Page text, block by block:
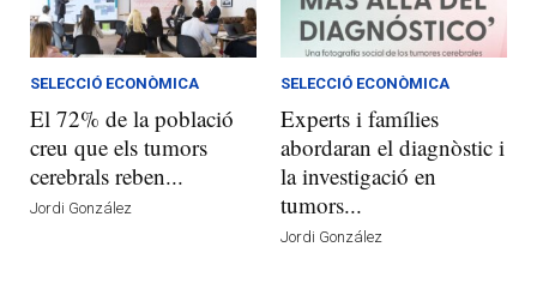
SELECCIÓ ECONÒMICA
El 72% de la població
creu que els tumors
cerebrals reben...
Jordi González
SELECCIÓ ECONÒMICA
Experts i famílies
abordaran el diagnòstic i
la investigació en
tumors...
Jordi González